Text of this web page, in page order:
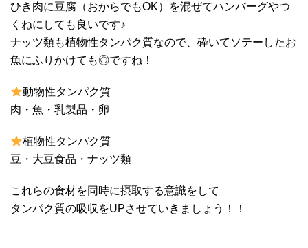
ひき肉に豆腐（おからでもOK）を混ぜてハンバーグやつ
くねにしても良いです♪
ナッツ類も植物性タンパク質なので、砕いてソテーしたお
魚にふりかけても◎ですね！
動物性タンパク質
肉・魚・乳製品・卵
植物性タンパク質
豆・大豆食品・ナッツ類
これらの食材を同時に摂取する意識をして
タンパク質の吸収をUPさせていきましょう！！